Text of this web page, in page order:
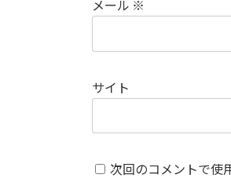
メール ※
サイト
次回のコメントで使